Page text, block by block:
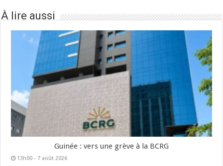
À lire aussi
Guinée : vers une grève à la BCRG
13h00 - 7 août 2026